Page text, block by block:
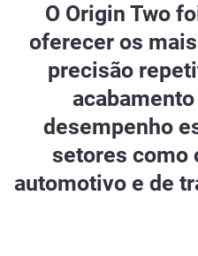
O Origin Two
oferecer os
precisão
desempenho
setores como
automotivo e de